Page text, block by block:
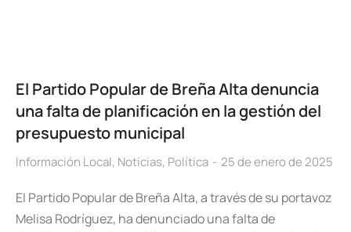
El Partido Popular de Breña Alta denuncia
una falta de planificación en la gestión del
presupuesto municipal
Información Local, Noticias, Política 25 de enero de 2025
El Partido Popular de Breña Alta, a través de su portavoz
Melisa Rodríguez, ha denunciado una falta de